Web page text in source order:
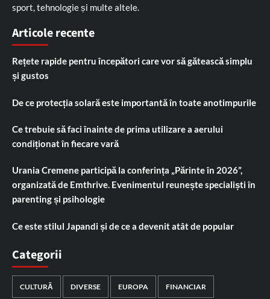
sport, tehnologie și multe altele.
Articole recente
Rețete rapide pentru începători care vor să gătească simplu
și gustos
De ce protecția solară este importantă în toate anotimpurile
Ce trebuie să faci înainte de prima utilizare a aerului
condiționat în fiecare vară
Urania Cremene participă la conferința „Părinte în 2026”,
organizată de Emthrive. Evenimentul reunește specialiști în
parenting și psihologie
Ce este stilul Japandi și de ce a devenit atât de popular
Categorii
CULTURĂ DIVERSE EUROPA FINANCIAR